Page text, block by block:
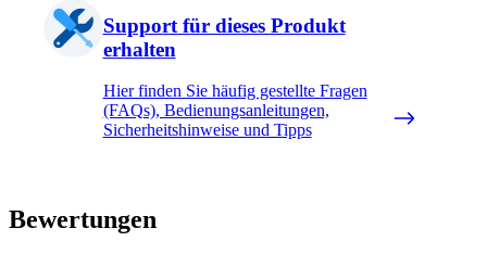
Support für dieses Produkt
erhalten
Hier finden Sie häufig gestellte Fragen
(FAQs), Bedienungsanleitungen,
Sicherheitshinweise und Tipps
Bewertungen